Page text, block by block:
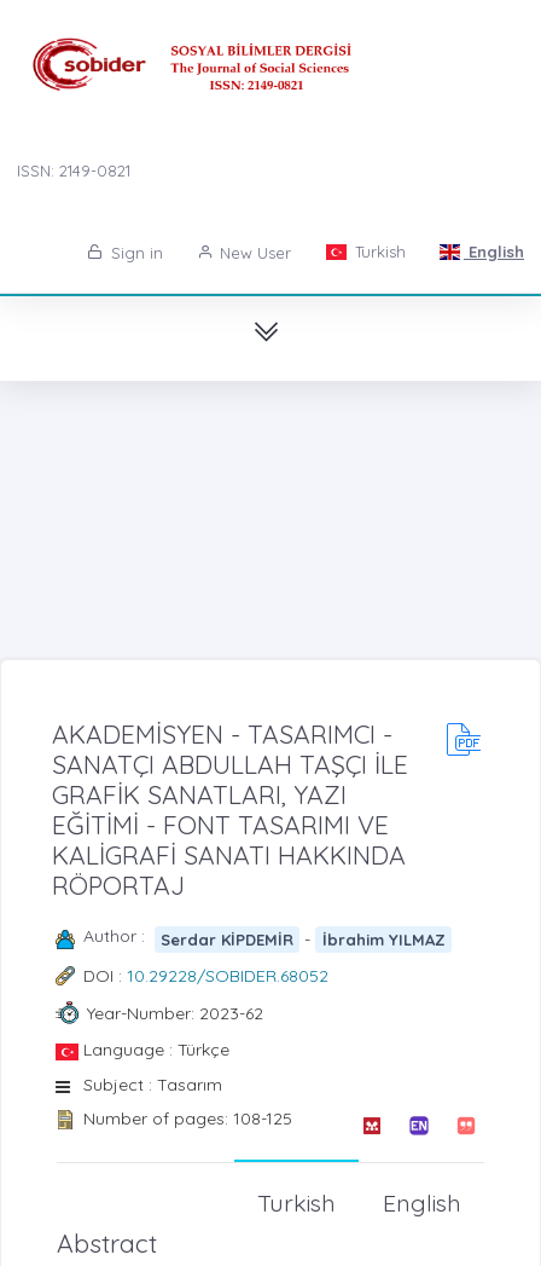
ISSN: 2149-0821
Sign in New User Turkish English
AKADEMİSYEN - TASARIMCI -
SANATÇI ABDULLAH TAŞÇI İLE
GRAFİK SANATLARI, YAZI
EĞİTİMİ - FONT TASARIMI VE
KALİGRAFİ SANATI HAKKINDA
RÖPORTAJ
Author : Serdar KİPDEMİR - İbrahim YILMAZ
DOI : 10.29228/SOBIDER.68052
Year-Number: 2023-62
Language : Türkçe
Subject : Tasarım
Number of pages: 108-125
English
Turkish
Abstract